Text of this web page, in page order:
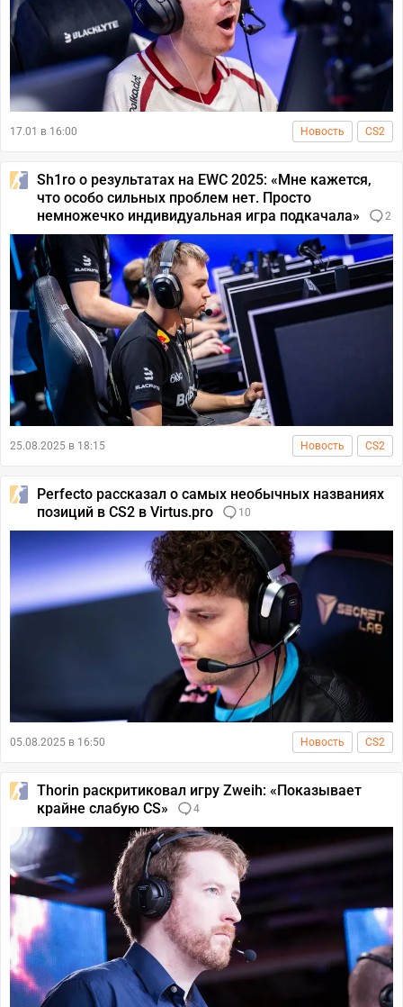
17.01 в 16:00 Новость CS2
Sh1ro о результатах на EWC 2025: «Мне кажется,
что особо сильных проблем нет. Просто
немножечко индивидуальная игра подкачала»
2
25.08.2025 в 18:15 Новость CS2
Perfecto рассказал о самых необычных названиях
позиций в CS2 в Virtus.pro
10
05.08.2025 в 16:50 Новость CS2
Thorin раскритиковал игру Zweih: «Показывает
крайне слабую CS»
4